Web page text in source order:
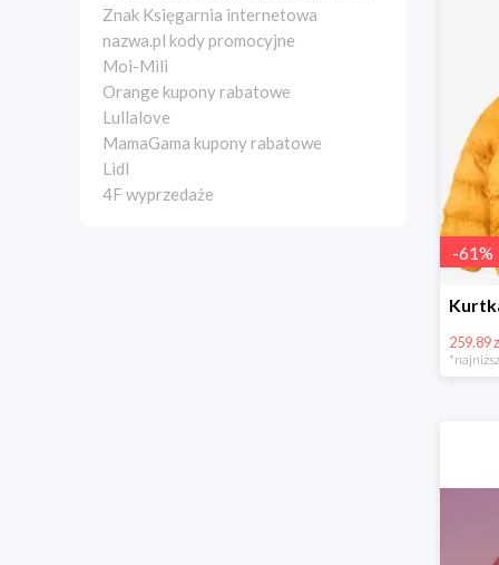
Znak Księgarnia internetowa
nazwa.pl kody promocyjne
Moi-Mili
Orange kupony rabatowe
Lullalove
MamaGama kupony rabatowe
Lidl
4F wyprzedaże
-61%
259.89